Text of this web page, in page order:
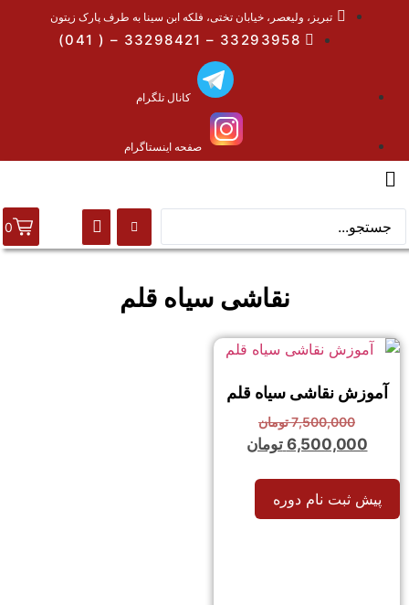
تبریز، ولیعصر، خیابان تختی، فلکه ابن سینا به طرف پارک زیتون
33293958 – 33298421 – ( 041)
کانال تلگرام
صفحه اینستاگرام
0
نقاشی سیاه قلم
آموزش نقاشی سیاه قلم
7,500,000تومان
6,500,000 تومان
پیش ثبت نام دوره